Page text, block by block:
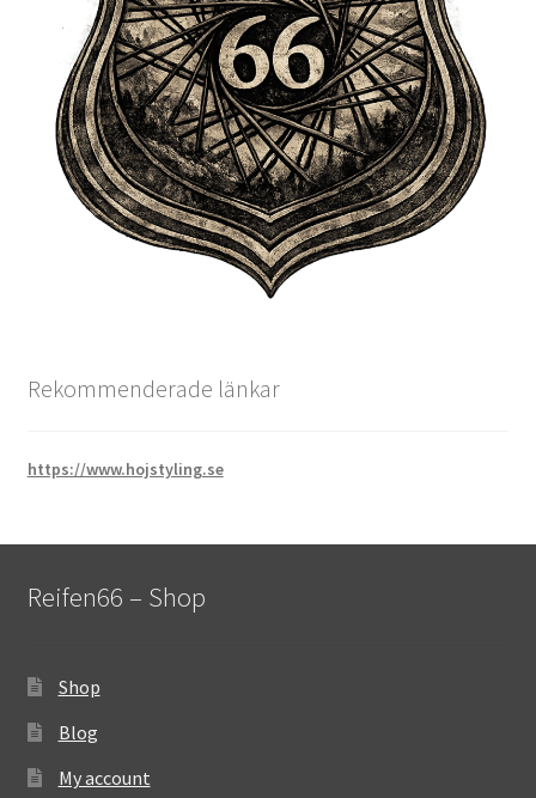
Rekommenderade länkar
https://www.hojstyling.se
Reifen66 – Shop
Shop
Blog
My account